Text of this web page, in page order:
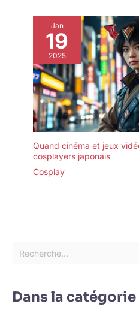
Jan
19
2025
Quand cinéma et jeux
cosplayers japonais
Cosplay
Dans la